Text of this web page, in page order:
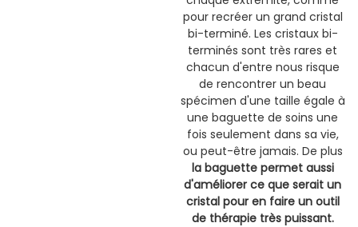
pour recréer un grand cristal
bi-terminé. Les cristaux bi-
terminés sont très rares et
chacun d'entre nous risque
de rencontrer un beau
spécimen d'une taille égale à
une baguette de soins une
fois seulement dans sa vie,
ou peut-être jamais. De plus
la baguette permet aussi
d'améliorer ce que serait un
cristal pour en faire un outil
de thérapie très puissant.